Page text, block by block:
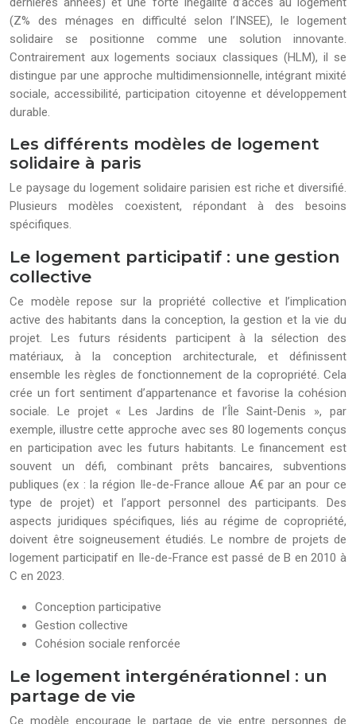
(Z% des ménages en difficulté selon l’INSEE), le logement
solidaire se positionne comme une solution innovante.
Contrairement aux logements sociaux classiques (HLM), il se
distingue par une approche multidimensionnelle, intégrant mixité
sociale, accessibilité, participation citoyenne et développement
durable.
Les différents modèles de logement
solidaire à paris
Le paysage du logement solidaire parisien est riche et diversifié.
Plusieurs modèles coexistent, répondant à des besoins
spécifiques.
Le logement participatif : une gestion
collective
Ce modèle repose sur la propriété collective et l’implication
active des habitants dans la conception, la gestion et la vie du
projet. Les futurs résidents participent à la sélection des
matériaux, à la conception architecturale, et définissent
ensemble les règles de fonctionnement de la copropriété. Cela
crée un fort sentiment d’appartenance et favorise la cohésion
sociale. Le projet « Les Jardins de l’Île Saint-Denis », par
exemple, illustre cette approche avec ses 80 logements conçus
en participation avec les futurs habitants. Le financement est
souvent un défi, combinant prêts bancaires, subventions
publiques (ex : la région Ile-de-France alloue A€ par an pour ce
type de projet) et l’apport personnel des participants. Des
aspects juridiques spécifiques, liés au régime de copropriété,
doivent être soigneusement étudiés. Le nombre de projets de
logement participatif en Ile-de-France est passé de B en 2010 à
C en 2023.
Conception participative
Gestion collective
Cohésion sociale renforcée
Le logement intergénérationnel : un
partage de vie
Ce modèle encourage le partage de vie entre personnes de